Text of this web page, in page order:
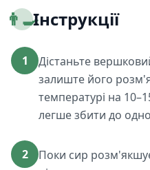
👨‍🍳Інструкції
1
Дістаньте
залиште його
температурі на
легше збити до
2
Поки сир